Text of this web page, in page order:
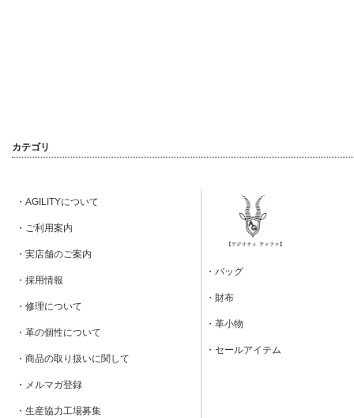
カテゴリ
・AGILITYについて
・ご利用案内
・実店舗のご案内
・採用情報
・修理について
・革の個性について
・商品の取り扱いに関して
・メルマガ登録
・生産協力工場募集
・バッグ
・財布
・革小物
・セールアイテム